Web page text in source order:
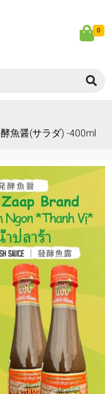
0
魚醤(サラダ) -400ml